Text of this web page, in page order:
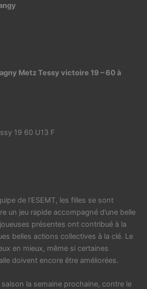
Metz Tessy victoire 19 – 60 à
19 60 U13 F
de l’ESEMT, les filles se sont
un jeu rapide accompagné d’une belle
présentes ont contribué à la
belles actions collectives à la clé. Le
en mieux, même si certaines
doivent encore être améliorées.
la semaine prochaine, contre le